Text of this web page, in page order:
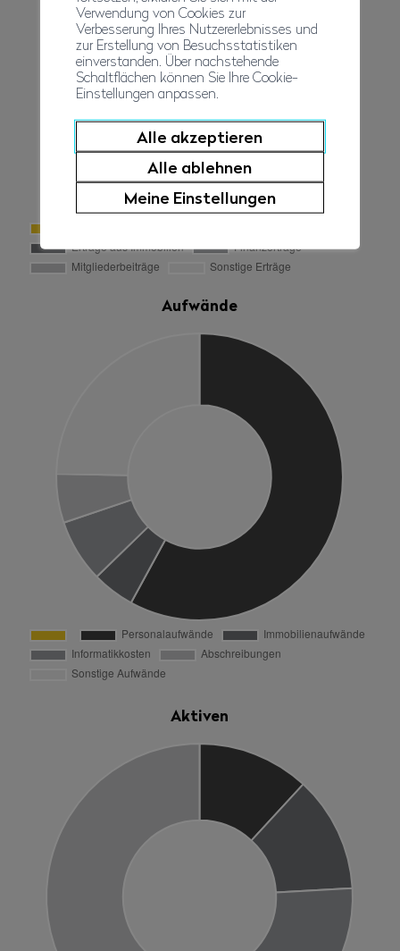
Aufwände
Aktiven
Verwendung von Cookies zur
Verbesserung Ihres Nutzererlebnisses und
zur Erstellung von Besuchsstatistiken
einverstanden. Über nachstehende
Schaltflächen können Sie Ihre Cookie-
Einstellungen anpassen.
Alle akzeptieren
Alle ablehnen
Meine Einstellungen